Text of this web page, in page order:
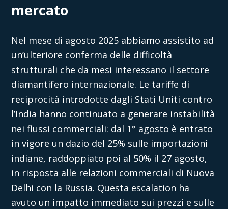
mercato
Nel mese di agosto 2025 abbiamo assistito ad
un’ulteriore conferma delle difficoltà
strutturali che da mesi interessano il settore
diamantifero internazionale. Le tariffe di
reciprocità introdotte dagli Stati Uniti contro
l’India hanno continuato a generare instabilità
nei flussi commerciali: dal 1° agosto è entrato
in vigore un dazio del 25% sulle importazioni
indiane, raddoppiato poi al 50% il 27 agosto,
in risposta alle relazioni commerciali di Nuova
Delhi con la Russia. Questa escalation ha
avuto un impatto immediato sui prezzi e sulle